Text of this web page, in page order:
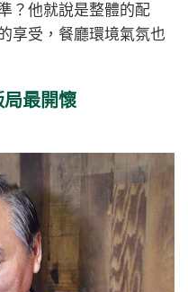
？他就說是整體的配
享受，餐廳環境氣氛也
最開懷